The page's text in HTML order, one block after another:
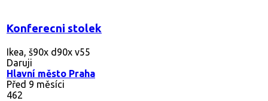
Konferecni stolek
Ikea, š90x d90x v55
Daruji
Hlavní město Praha
Před 9 měsíci
462